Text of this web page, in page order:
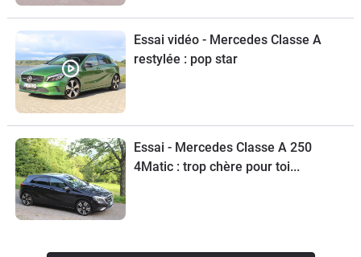
Essai vidéo - Mercedes Classe A
restylée : pop star
Essai - Mercedes Classe A 250
4Matic : trop chère pour toi...